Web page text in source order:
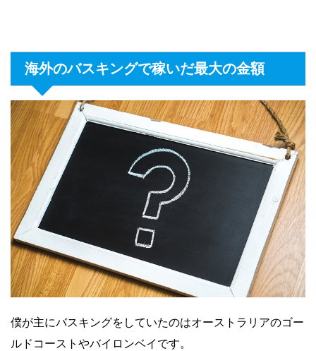
海外のバスキングで稼いだ最大の金額
僕が主にバスキングをしていたのはオーストラリアのゴー
ルドコーストやバイロンベイです。